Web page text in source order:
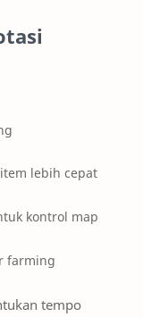
lebih cepat
kontrol map
farming
tempo